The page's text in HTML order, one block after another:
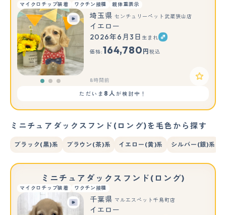
マイクロチップ装着 ワクチン接種 親体重表示
もっと見る
埼玉県 センチュリーペット武蔵狭山店
イエロー
2026年6月3日 生まれ
価格:164,780 円 税込
8時間前
ただいま 8人が検討中！
ミニチュアダックスフンド(ロング)を毛色から探す
ブラック(黒)系 ブラウン(茶)系 イエロー(黄)系 シルバー(銀)系
ミニチュアダックスフンド(ロング)
マイクロチップ装着 ワクチン接種
千葉県 マルエスペット千鳥町店
イエロー